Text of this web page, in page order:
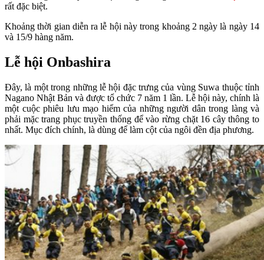
rất đặc biệt.
Khoảng thời gian diễn ra lễ hội này trong khoảng 2 ngày là ngày 14
và 15/9 hàng năm.
Lễ hội Onbashira
Đây, là một trong những lễ hội đặc trưng của vùng Suwa thuộc tỉnh
Nagano Nhật Bản và được tổ chức 7 năm 1 lần. Lễ hội này, chính là
một cuộc phiêu lưu mạo hiểm của những người dân trong làng và
phải mặc trang phục truyền thống để vào rừng chặt 16 cây thông to
nhất. Mục đích chính, là dùng để làm cột của ngôi đền địa phương.